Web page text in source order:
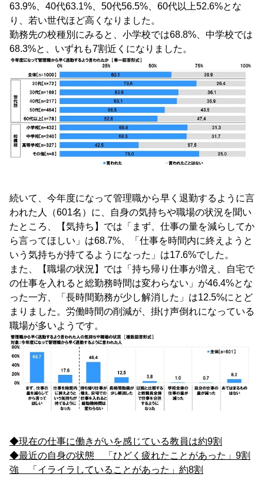
63.9%、40代63.1%、50代56.5%、60代以上52.6%とな
り、若い世代ほど高くなりました。
勤務先の校種別にみると、小学校では68.8%、中学校では
68.3%と、いずれも7割近くになりました。
続いて、今年度になって管理職から早く退勤するように言
われた人（601名）に、自身の気持ちや職場の状況を聞い
たところ、【気持ち】では「まず、仕事の量を減らしてか
ら言ってほしい」は68.7%、「仕事を時間内に終えようと
いう気持ちが持てるようになった」は17.6%でした。
また、【職場の状況】では「持ち帰り仕事が増え、自宅で
の仕事を入れると総勤務時間は変わらない」が46.4%とな
った一方、「長時間勤務が少し解消した」は12.5%にとど
まりました。労働時間の削減が、掛け声倒れになっている
職場が多いようです。
◆現在の仕事に働きがいを感じている教員は約9割
◆最近の自身の状態 「ひどく疲れたことがあった」9割
強 「イライラしていることがあった」約8割